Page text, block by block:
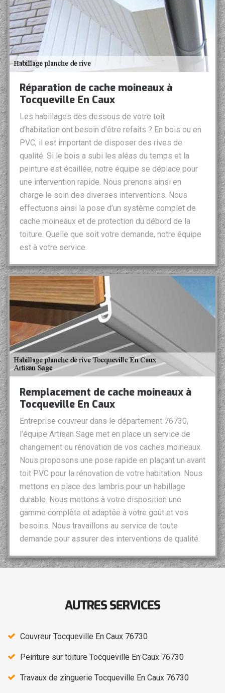
Réparation de cache moineaux à
Tocqueville En Caux
Les habillages des dessous de votre toit
d’habitation ont besoin d’être refaits ? En bois ou en
PVC, il est important de disposer des rives de
qualité. Si le bois a subi les aléas du temps et la
peinture est écaillée, notre équipe se déplace pour
une intervention rapide. Nous prenons ainsi en
charge le soin des diverses interventions. Nous
effectuons ainsi la pose d’un système complet de
cache moineaux et de protection du débord de la
toiture. Quelle que soit votre demande, notre équipe
est à votre service.
Remplacement de cache moineaux à
Tocqueville En Caux
Entreprise couvreur dans le département 76730,
l’équipe Artisan Sage met en place un service de
changement ou rénovation de vos caches moineaux.
Nous proposons une pose rapide en plaçant un avant
toit PVC pour la rénovation de votre habitation. Nous
mettons en place des lambris pour un habillage
durable. Nous mettons à votre disposition une
gamme complète et adaptée à votre goût et vos
besoins. Nous travaillons au service de toute
demande pour assurer des interventions de qualité.
AUTRES SERVICES
Couvreur Tocqueville En Caux 76730
Peinture sur toiture Tocqueville En Caux 76730
Travaux de zinguerie Tocqueville En Caux 76730